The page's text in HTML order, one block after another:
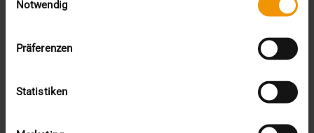
Notwendig
Präferenzen
Statistiken